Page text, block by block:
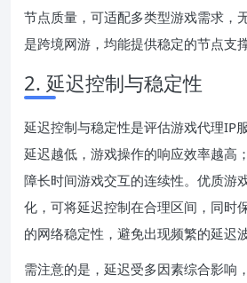
节点质量，可适配多类型游戏需求，
是跨境网游，均能提供稳定的节点支撑
2. 延迟控制与稳定性
延迟控制与稳定性是评估游戏代理IP
延迟越低，游戏操作的响应效率越高
障长时间游戏交互的连续性。优质游
化，可将延迟控制在合理区间，同时
的网络稳定性，避免出现频繁的延迟波
需注意的是，延迟受多因素综合影响